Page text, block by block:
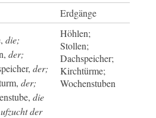
Erdgänge
die;
der;
der;
der;
die
der
Höhlen;
Stollen;
Dachspeicher;
Kirchtürme;
Wochenstuben